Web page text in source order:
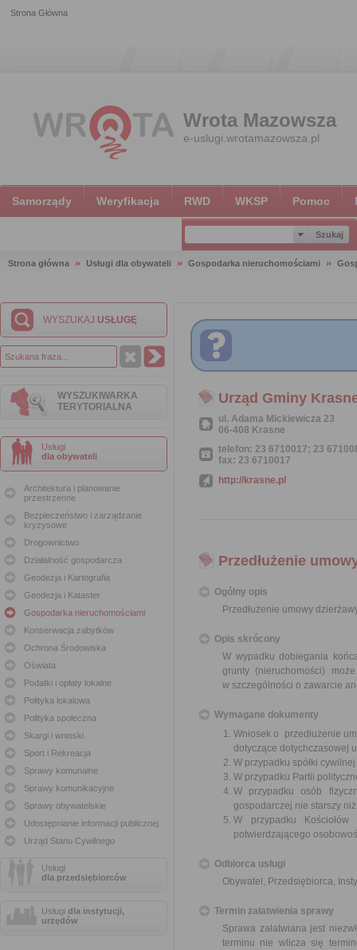
Strona Główna
Wrota Mazowsza
e-uslugi.wrotamazowsza.pl
Samorządy Weryfikacja RWD WKSP Pomoc
Strona główna Usługi dla obywateli Gospodarka nieruchomościami
WYSZUKAJ USŁUGĘ
WYSZUKIWARKA
TERYTORIALNA
Usługi
dla obywateli
Architektura i planowanie
przestrzenne
Bezpieczeństwo i zarządzanie
kryzysowe
Drogownictwo
Działalność gospodarcza
Geodezja i Kartografia
Geodezja i Kataster
Gospodarka nieruchomościami
Konserwacja zabytków
Ochrona Środowiska
Oświata
Podatki i opłaty lokalne
Polityka lokalowa
Polityka społeczna
Skargi i wnioski
Sport i Rekreacja
Sprawy komunalne
Sprawy komunikacyjne
Sprawy obywatelskie
Udostępnianie informacji publicznej
Urząd Stanu Cywilnego
Usługi
dla przedsiębiorców
Usługi dla instytucji,
urzędów
Urząd Gminy
ul. Adama Mickiewicza 23
06-408 Krasne
telefon: 23 6710017; 23
fax: 23 6710017
http://krasne.pl
Przedłużenie
Ogólny opis
Przedłużenie umowy
Opis skrócony
W wypadku dobiegania
grunty (nieruchomości)
w szczególności o zawarcie
Wymagane dokumenty
Wniosek o przedłużenie
dotyczące dotychczasowej
W przypadku spółki
W przypadku Partii
W przypadku osób
gospodarczej nie starszy
W przypadku
potwierdzającego
Odbiorca usługi
Obywatel, Przedsiębiorca,
Termin załatwienia sprawy
Sprawa załatwiana jest
terminu nie wlicza się